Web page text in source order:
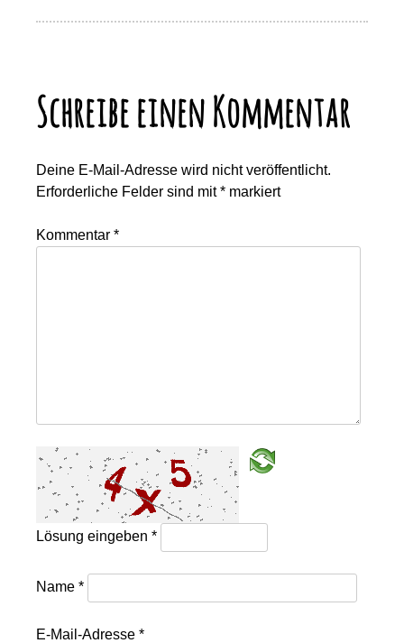
Schreibe einen Kommentar
Deine E-Mail-Adresse wird nicht veröffentlicht.
Erforderliche Felder sind mit* markiert
Kommentar*
Lösung eingeben*
Name*
E-Mail-Adresse*